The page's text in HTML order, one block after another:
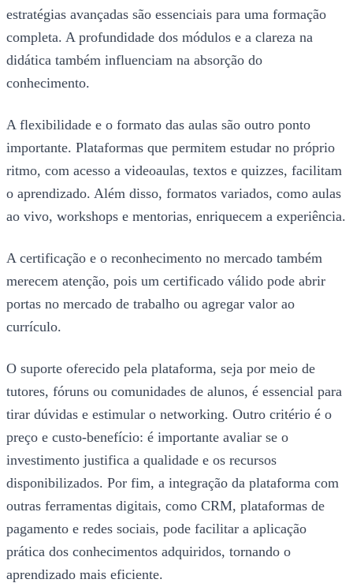
estratégias avançadas são essenciais para uma formação
completa. A profundidade dos módulos e a clareza na
didática também influenciam na absorção do
conhecimento.
A flexibilidade e o formato das aulas são outro ponto
importante. Plataformas que permitem estudar no próprio
ritmo, com acesso a videoaulas, textos e quizzes, facilitam
o aprendizado. Além disso, formatos variados, como aulas
ao vivo, workshops e mentorias, enriquecem a experiência.
A certificação e o reconhecimento no mercado também
merecem atenção, pois um certificado válido pode abrir
portas no mercado de trabalho ou agregar valor ao
currículo.
O suporte oferecido pela plataforma, seja por meio de
tutores, fóruns ou comunidades de alunos, é essencial para
tirar dúvidas e estimular o networking. Outro critério é o
preço e custo-benefício: é importante avaliar se o
investimento justifica a qualidade e os recursos
disponibilizados. Por fim, a integração da plataforma com
outras ferramentas digitais, como CRM, plataformas de
pagamento e redes sociais, pode facilitar a aplicação
prática dos conhecimentos adquiridos, tornando o
aprendizado mais eficiente.